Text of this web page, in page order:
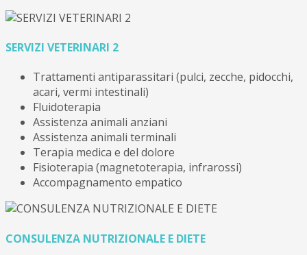
SERVIZI VETERINARI 2
Trattamenti antiparassitari (pulci, zecche, pidocchi,
acari, vermi intestinali)
Fluidoterapia
Assistenza animali anziani
Assistenza animali terminali
Terapia medica e del dolore
Fisioterapia (magnetoterapia, infrarossi)
Accompagnamento empatico
CONSULENZA NUTRIZIONALE E DIETE